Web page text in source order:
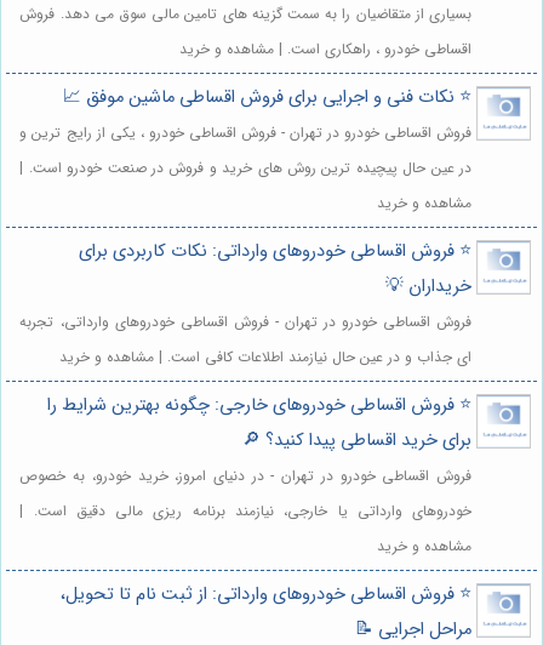
بسیاری از متقاضیان را به سمت گزینه های تامین مالی سوق می دهد. فروش
اقساطی خودرو ، راهکاری است. | مشاهده و خرید
⭐️ نکات فنی و اجرایی برای فروش اقساطی ماشین موفق 📈
فروش اقساطی خودرو در تهران - فروش اقساطی خودرو ، یکی از رایج ترین و
در عین حال پیچیده ترین روش های خرید و فروش در صنعت خودرو است. |
مشاهده و خرید
⭐️ فروش اقساطی خودروهای وارداتی: نکات کاربردی برای
خریداران 💡
فروش اقساطی خودرو در تهران - فروش اقساطی خودروهای وارداتی، تجربه
ای جذاب و در عین حال نیازمند اطلاعات کافی است. | مشاهده و خرید
⭐️ فروش اقساطی خودروهای خارجی: چگونه بهترین شرایط را
برای خرید اقساطی پیدا کنید؟ 🔎
فروش اقساطی خودرو در تهران - در دنیای امروز، خرید خودرو، به خصوص
خودروهای وارداتی یا خارجی، نیازمند برنامه ریزی مالی دقیق است. |
مشاهده و خرید
⭐️ فروش اقساطی خودروهای وارداتی: از ثبت نام تا تحویل،
مراحل اجرایی 📝